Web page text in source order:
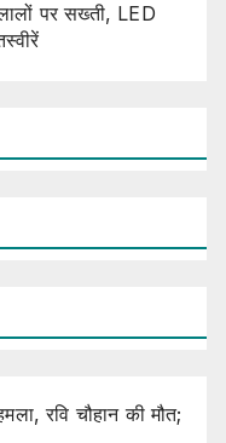
पर सख्ती, LED
रवि चौहान की मौत;